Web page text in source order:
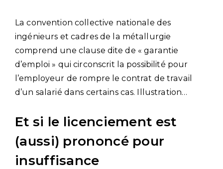
La convention collective nationale des
ingénieurs et cadres de la métallurgie
comprend une clause dite de « garantie
d’emploi » qui circonscrit la possibilité pour
l’employeur de rompre le contrat de travail
d’un salarié dans certains cas. Illustration…
Et si le licenciement est
(aussi) prononcé pour
insuffisance